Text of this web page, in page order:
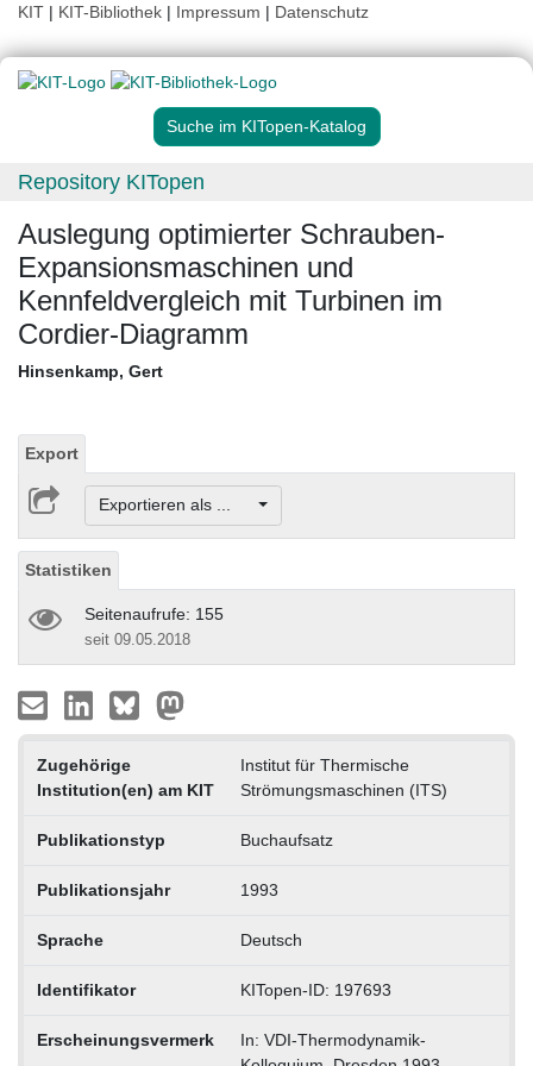
KIT | KIT-Bibliothek | Impressum | Datenschutz
Suche im KITopen-Katalog
Repository KITopen
Auslegung optimierter Schrauben-
Expansionsmaschinen und
Kennfeldvergleich mit Turbinen im
Cordier-Diagramm
Hinsenkamp, Gert
Export
Exportieren als ...
Statistiken
Seitenaufrufe: 155
seit 09.05.2018
Zugehörige
Institution(en) am KIT
Institut für Thermische
Strömungsmaschinen (ITS)
Publikationstyp Buchaufsatz
Publikationsjahr 1993
Sprache Deutsch
Identifikator KITopen-ID: 197693
Erscheinungsvermerk
In: VDI-Thermodynamik-